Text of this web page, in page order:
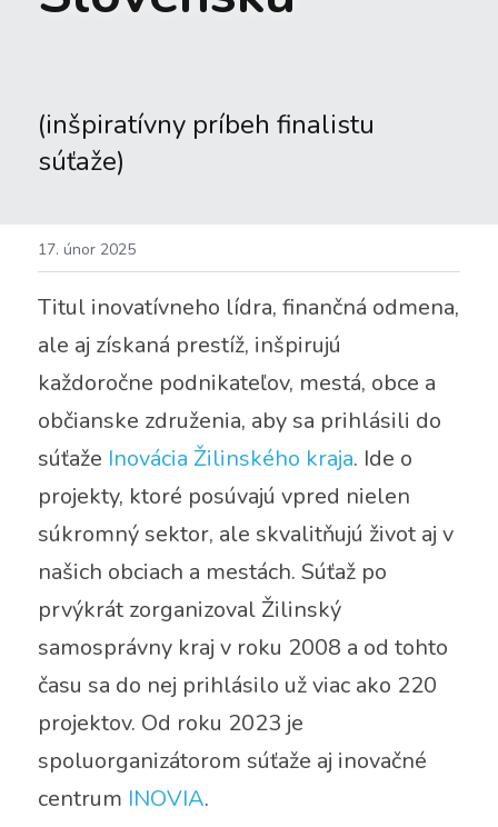
(inšpiratívny príbeh finalistu
súťaže)
17. únor 2025
Titul inovatívneho lídra, finančná odmena,
ale aj získaná prestíž, inšpirujú
každoročne podnikateľov, mestá, obce a
občianske združenia, aby sa prihlásili do
súťaže Inovácia Žilinského kraja. Ide o
projekty, ktoré posúvajú vpred nielen
súkromný sektor, ale skvalitňujú život aj v
našich obciach a mestách. Súťaž po
prvýkrát zorganizoval Žilinský
samosprávny kraj v roku 2008 a od tohto
času sa do nej prihlásilo už viac ako 220
projektov. Od roku 2023 je
spoluorganizátorom súťaže aj inovačné
centrum INOVIA.